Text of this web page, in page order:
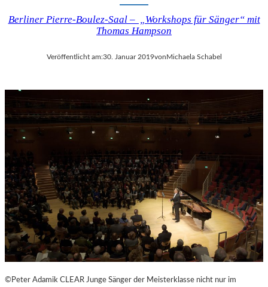
Berliner Pierre-Boulez-Saal – „Workshops für Sänger“ mit
Thomas Hampson
Veröffentlicht am:30. Januar 2019von Michaela Schabel
©Peter Adamik CLEAR Junge Sänger der Meisterklasse nicht nur im